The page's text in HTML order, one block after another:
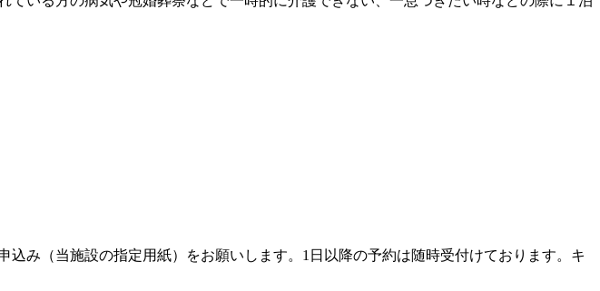
み（当施設の指定用紙）をお願いします。1日以降の予約は随時受付けております。キ